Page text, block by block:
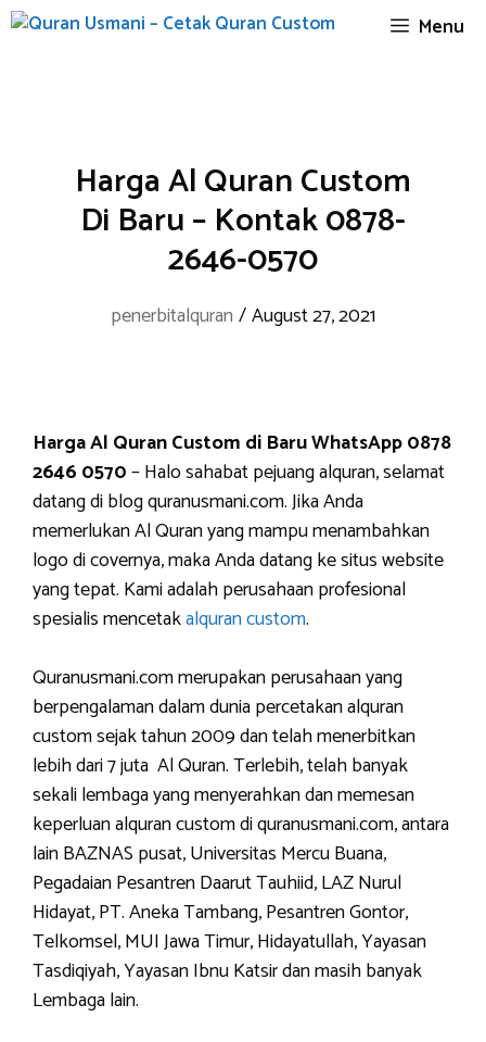
Skip
Menu
Harga Al Quran Custom
Di Baru – Kontak 0878-
2646-0570
penerbitalquran /August 27, 2021
Harga Al Quran Custom di Baru WhatsApp 0878
2646 0570– Halo sahabat pejuang alquran, selamat
datang di blog quranusmani.com. Jika Anda
memerlukan Al Quran yang mampu menambahkan
logo di covernya, maka Anda datang ke situs website
yang tepat. Kami adalah perusahaan profesional
spesialis mencetakalquran custom.
Quranusmani.com merupakan perusahaan yang
berpengalaman dalam dunia percetakan alquran
custom sejak tahun 2009 dan telah menerbitkan
lebih dari 7 juta Al Quran. Terlebih, telah banyak
sekali lembaga yang menyerahkan dan memesan
keperluan alquran custom di quranusmani.com, antara
lain BAZNAS pusat, Universitas Mercu Buana,
Pegadaian Pesantren Daarut Tauhiid, LAZ Nurul
Hidayat, PT. Aneka Tambang, Pesantren Gontor,
Telkomsel, MUI Jawa Timur, Hidayatullah, Yayasan
Tasdiqiyah, Yayasan Ibnu Katsir dan masih banyak
Lembaga lain.